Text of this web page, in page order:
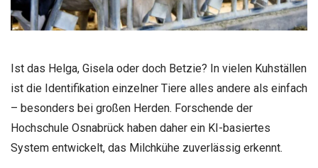
Ist das Helga, Gisela oder doch Betzie? In vielen Kuhställen
ist die Identifikation einzelner Tiere alles andere als einfach
– besonders bei großen Herden. Forschende der
Hochschule Osnabrück haben daher ein KI-basiertes
System entwickelt, das Milchkühe zuverlässig erkennt.